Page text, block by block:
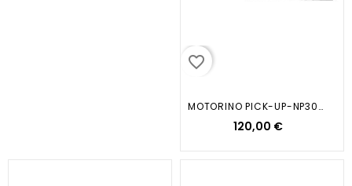
favorite_border
MOTORINO PICK-UP-NP300-NAVARA 2...
120,00 €